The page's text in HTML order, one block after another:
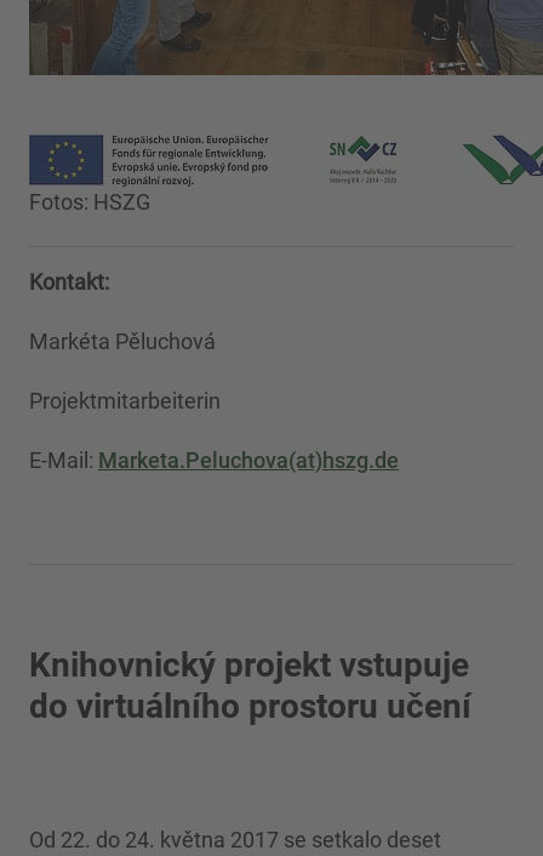
Fotos: HSZG
Kontakt:
Markéta Pěluchová
Projektmitarbeiterin
E-Mail: Marketa.Peluchova(at)hszg.de
Knihovnický projekt vstupuje
do virtuálního prostoru učení
Od 22. do 24. května 2017 se setkalo deset